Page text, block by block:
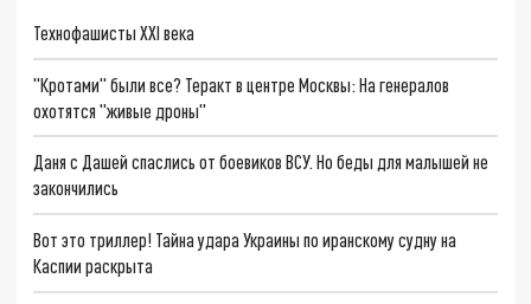
Технофашисты XXI века
"Кротами" были все? Теракт в центре Москвы: На генералов
охотятся "живые дроны"
Даня с Дашей спаслись от боевиков ВСУ. Но беды для малышей не
закончились
Вот это триллер! Тайна удара Украины по иранскому судну на
Каспии раскрыта